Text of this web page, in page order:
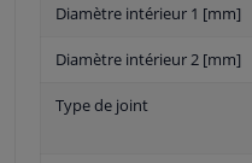
Diamètre intérieur 1 [mm]
Diamètre intérieur 2 [mm]
Type de joint